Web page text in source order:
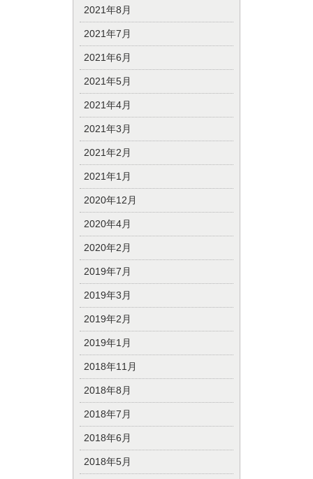
2021年8月
2021年7月
2021年6月
2021年5月
2021年4月
2021年3月
2021年2月
2021年1月
2020年12月
2020年4月
2020年2月
2019年7月
2019年3月
2019年2月
2019年1月
2018年11月
2018年8月
2018年7月
2018年6月
2018年5月